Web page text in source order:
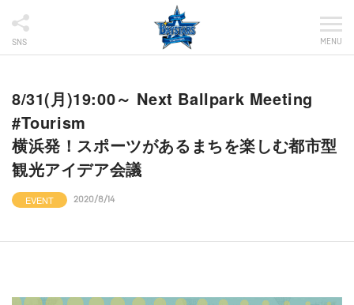
SNS MENU
8/31(月)19:00～ Next Ballpark Meeting
#Tourism
横浜発！スポーツがあるまちを楽しむ都市型
観光アイデア会議
EVENT 2020/8/14